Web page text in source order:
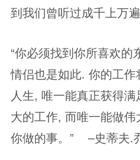
到我们曾听过成千上万
“你必须找到你所喜欢
情侣也是如此. 你的工
人生, 唯一能真正获得
大的工作, 而唯一能做
你做的事。” –史蒂夫.